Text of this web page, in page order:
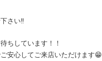
さい‼️
ちしています！！
安心してご来店いただけます😁